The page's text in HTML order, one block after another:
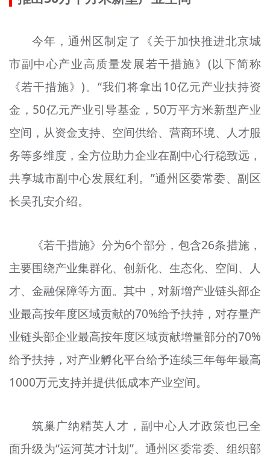
今年，通州区制定了《关于加快推进北京城
市副中心产业高质量发展若干措施》(以下简称
《若干措施》)。“我们将拿出10亿元产业扶持资
金，50亿元产业引导基金，50万平方米新型产业
空间，从资金支持、空间供给、营商环境、人才服
务等多维度，全方位助力企业在副中心行稳致远，
共享城市副中心发展红利。”通州区委常委、副区
长吴孔安介绍。
《若干措施》分为6个部分，包含26条措施，
主要围绕产业集群化、创新化、生态化、空间、人
才、金融保障等方面。其中，对新增产业链头部企
业最高按年度区域贡献的70%给予扶持，对存量产
业链头部企业最高按年度区域贡献增量部分的70%
给予扶持，对产业孵化平台给予连续三年每年最高
1000万元支持并提供低成本产业空间。
筑巢广纳精英人才，副中心人才政策也已全
面升级为“运河英才计划”。通州区委常委、组织部